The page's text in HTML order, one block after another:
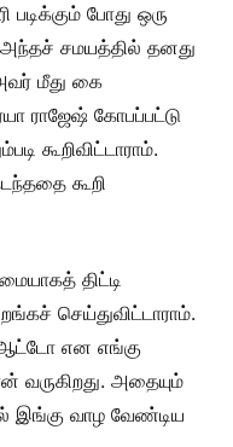
போது ஒரு
சமயத்தில் தனது
மீது கை
ராஜேஷ் கோபப்பட்டு
கூறிவிட்டாராம்.
கூறி
திட்டி
செய்துவிட்டாராம்.
ஆட்டோ என எங்கு
வருகிறது. அதையும்
இங்கு வாழ வேண்டிய